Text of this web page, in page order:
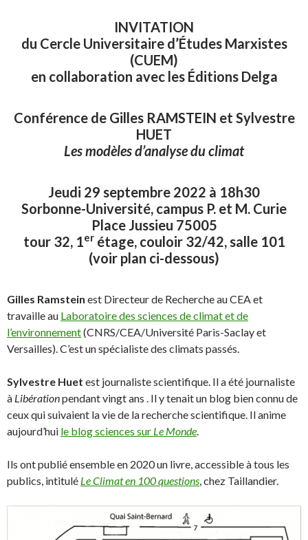
INVITATION
du Cercle Universitaire d’Études Marxistes
(CUEM)
en collaboration avec les Éditions Delga
Conférence de Gilles RAMSTEIN et Sylvestre
HUET
Les modèles d’analyse du climat
Jeudi 29 septembre 2022 à 18h30
Sorbonne-Université, campus P. et M. Curie
Place Jussieu 75005
tour 32, 1erétage, couloir 32/42, salle 101
(voir plan ci-dessous)
Gilles Ramstein est Directeur de Recherche au CEA et
travaille au Laboratoire des sciences de climat et de
l’environnement(CNRS/CEA/Université Paris-Saclay et
Versailles). C’est un spécialiste des climats passés.
Sylvestre Huet est journaliste scientifique. Il a été journaliste
à Libérationpendant vingt ans . Il y tenait un blog bien connu de
ceux qui suivaient la vie de la recherche scientifique. Il anime
aujourd’hui le blog sciences sur Le Monde.
Ils ont publié ensemble en 2020 un livre, accessible à tous les
publics, intitulé Le Climat en 100 questions, chez Taillandier.